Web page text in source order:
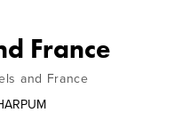
France
and France